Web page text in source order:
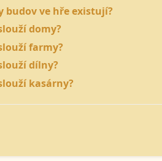
budov ve hře existují?
domy?
farmy?
dílny?
kasárny?